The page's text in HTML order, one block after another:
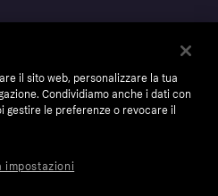
il sito web, personalizzare la tua
Condividiamo anche i dati con
le preferenze o revocare il
impostazioni